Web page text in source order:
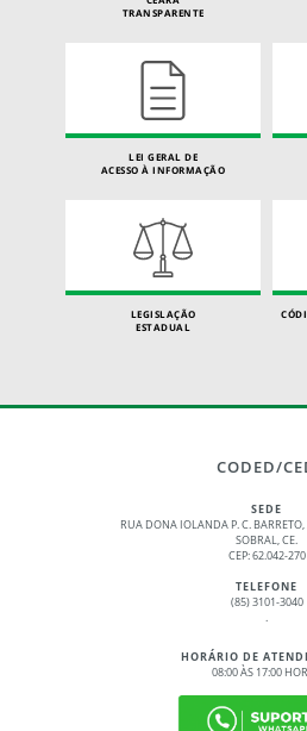
TRANSPARENTE
LEI GERAL DE
ACESSO À INFORMAÇÃO
LEGISLAÇÃO
ESTADUAL
CODED/
SEDE
RUA DONA IOLANDA P. C. BARRETO,
SOBRAL, CE.
CEP: 62.042-270
TELEFONE
(85) 3101-3040
.
HORÁRIO DE
08:00 ÀS 17:00